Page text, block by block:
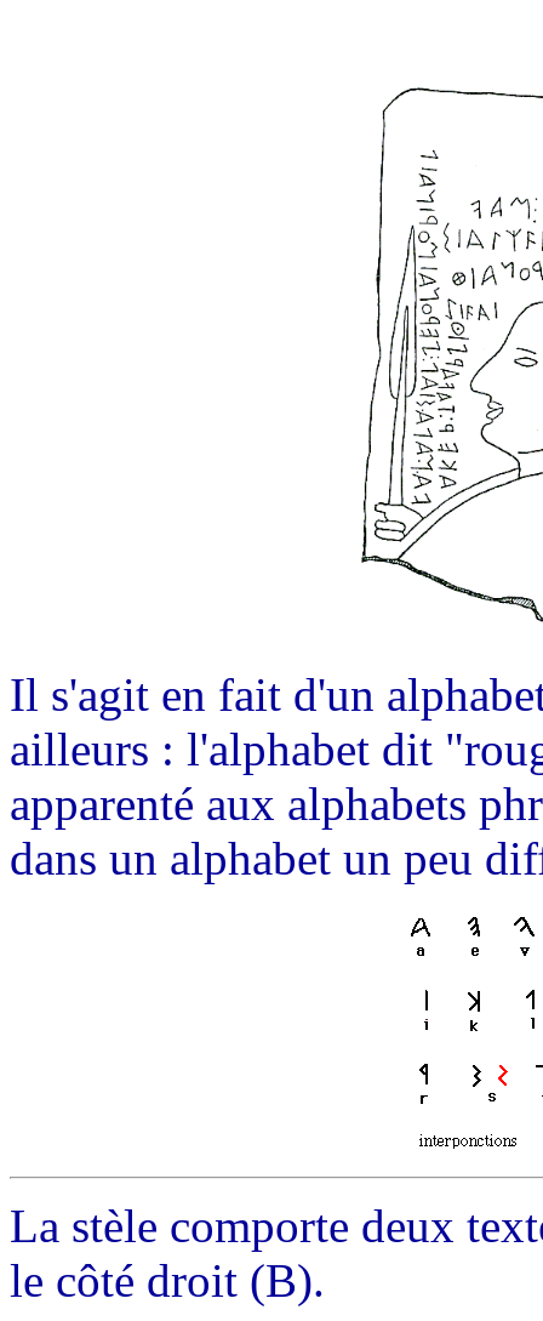
Il s'agit en fait d'un
ailleurs : l'alphabet dit
apparenté aux alphabets
dans un alphabet un peu
La stèle comporte deux
le côté droit (B).